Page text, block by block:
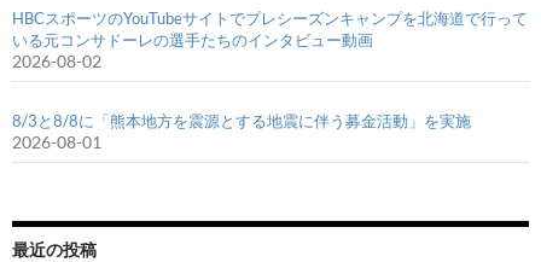
HBCスポーツのYouTubeサイトでプレシーズンキャンプを北海道で行って
いる元コンサドーレの選手たちのインタビュー動画
2026-08-02
8/3と8/8に「熊本地方を震源とする地震に伴う募金活動」を実施
2026-08-01
最近の投稿